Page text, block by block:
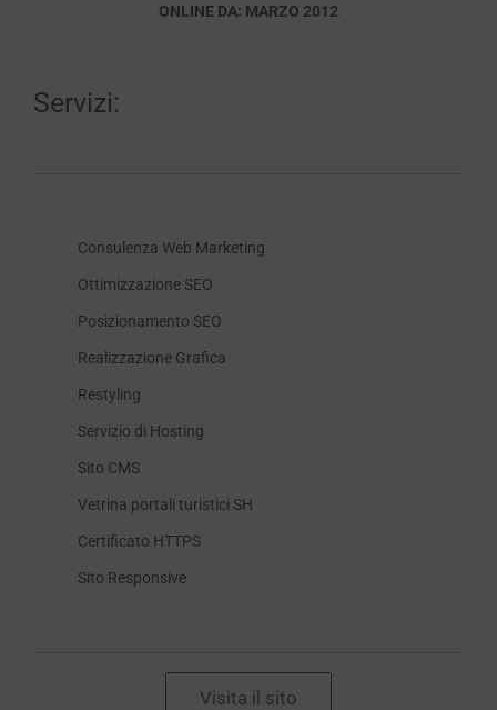
ONLINE DA: MARZO 2012
Servizi:
Consulenza Web Marketing
Ottimizzazione SEO
Posizionamento SEO
Realizzazione Grafica
Restyling
Servizio di Hosting
Sito CMS
Vetrina portali turistici SH
Certificato HTTPS
Sito Responsive
Visita il sito